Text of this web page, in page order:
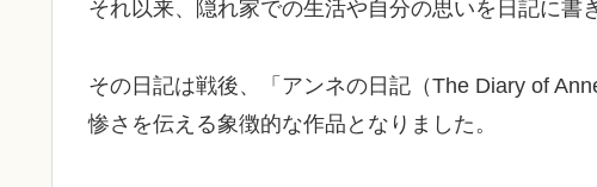
それ以来、隠れ家での生活や自分の思いを日記に書
その日記は戦後、「アンネの日記（The Diary of
惨さを伝える象徴的な作品となりました。